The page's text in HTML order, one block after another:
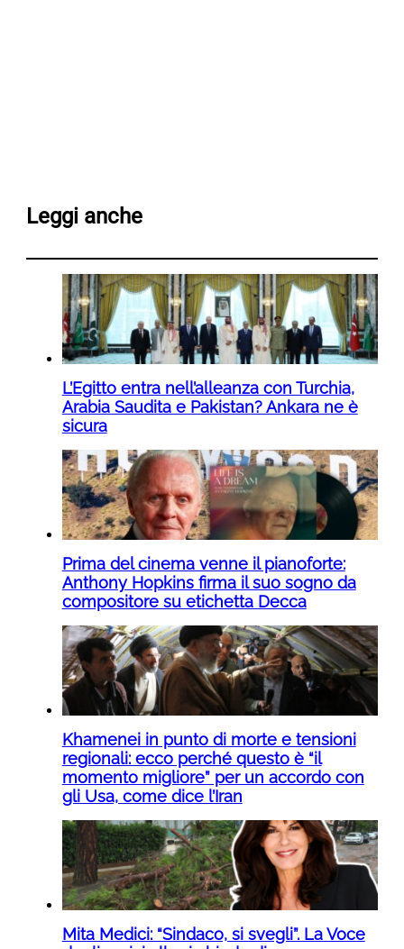
Leggi anche
L’Egitto entra nell’alleanza con Turchia,
Arabia Saudita e Pakistan? Ankara ne è
sicura
Prima del cinema venne il pianoforte:
Anthony Hopkins firma il suo sogno da
compositore su etichetta Decca
Khamenei in punto di morte e tensioni
regionali: ecco perché questo è “il
momento migliore” per un accordo con
gli Usa, come dice l’Iran
Mita Medici: “Sindaco, si svegli”. La Voce